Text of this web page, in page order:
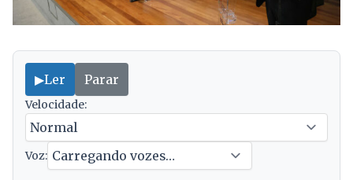
▶Ler Parar
Velocidade:
Voz: